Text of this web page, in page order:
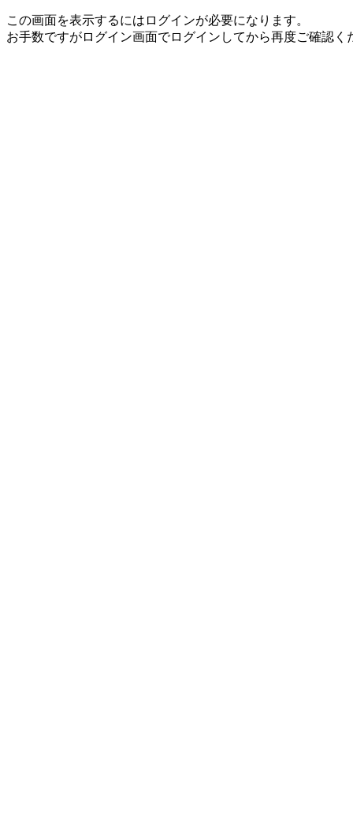
この画面を表示するにはログインが必要になります。
お手数ですがログイン画面でログインしてから再度ご確認く